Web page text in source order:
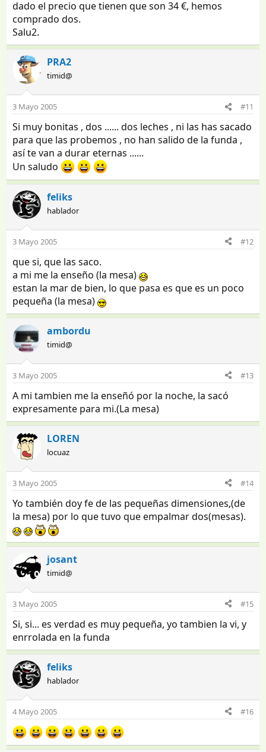
dado el precio que tienen que son 34 €, hemos
comprado dos.
Salu2.
PRA2
timid@
3 Mayo 2005 #11
Si muy bonitas , dos ...... dos leches , ni las has sacado
para que las probemos , no han salido de la funda ,
así te van a durar eternas ......
Un saludo
feliks
hablador
3 Mayo 2005 #12
que si, que las saco.
a mi me la enseño (la mesa)
estan la mar de bien, lo que pasa es que es un poco
pequeña (la mesa)
ambordu
timid@
3 Mayo 2005 #13
A mi tambien me la enseñó por la noche, la sacó
expresamente para mi.(La mesa)
LOREN
locuaz
3 Mayo 2005 #14
Yo también doy fe de las pequeñas dimensiones,(de
la mesa) por lo que tuvo que empalmar dos(mesas).
josant
timid@
3 Mayo 2005 #15
Si, si... es verdad es muy pequeña, yo tambien la vi, y
enrrolada en la funda
feliks
hablador
4 Mayo 2005 #16